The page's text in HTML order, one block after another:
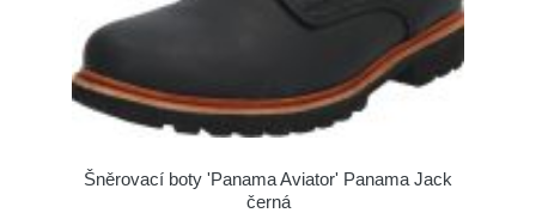
Šněrovací boty 'Panama Aviator' Panama Jack
černá